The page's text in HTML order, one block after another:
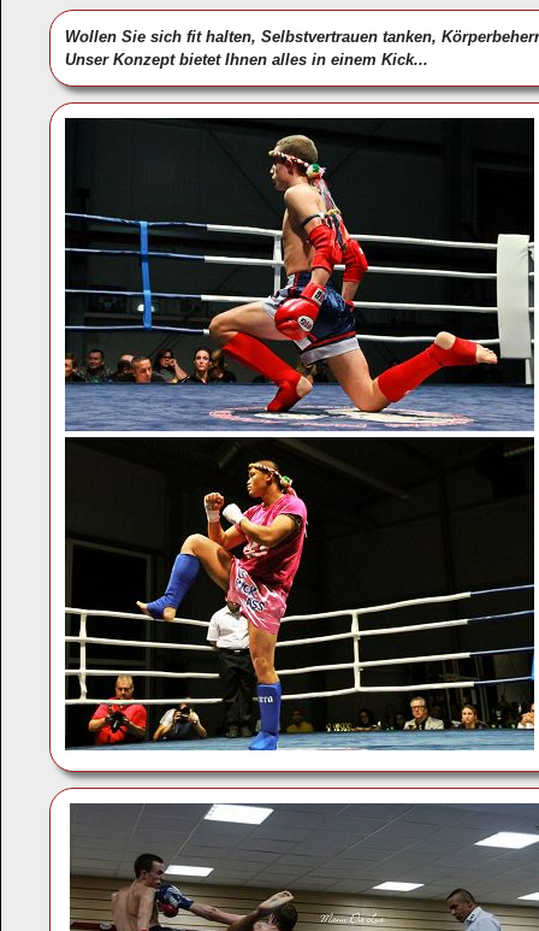
Wollen Sie sich fit halten, Selbstvertrauen tanken,
Unser Konzept bietet Ihnen alles in einem Kick...